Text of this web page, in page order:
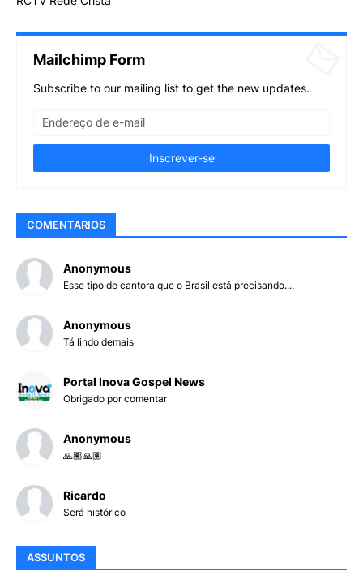
Mailchimp Form
Subscribe to our mailing list to get the new updates.
COMENTARIOS
Anonymous
Esse tipo de cantora que o Brasil está precisando....
Anonymous
Tá lindo demais
Portal Inova Gospel News
Obrigado por comentar
Anonymous
🙏🏽🙏🏽
Ricardo
Será histórico
ASSUNTOS